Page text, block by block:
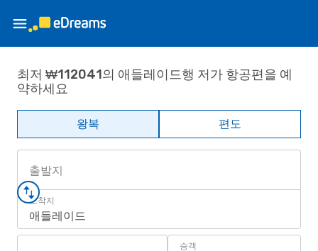
최저 ₩112041의 애들레이드행 저가 항공편을 예
약하세요
왕복 편도
출발지
도착지
애들레이드
승객